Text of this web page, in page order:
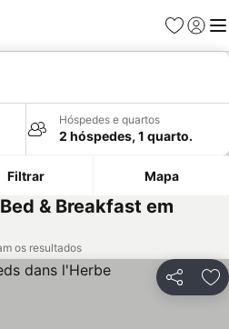
Favoritos
Iniciar
Hóspedes e quartos
2 hóspedes, 1 quarto.
Filtrar Mapa
& Breakfast em
os resultados
Partilhar